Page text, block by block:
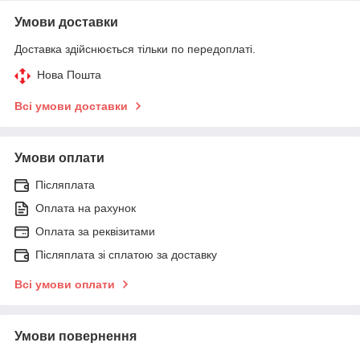
Умови доставки
Доставка здійснюється тільки по передоплаті.
Нова Пошта
Всі умови доставки
Умови оплати
Післяплата
Оплата на рахунок
Оплата за реквізитами
Післяплата зі сплатою за доставку
Всі умови оплати
Умови повернення